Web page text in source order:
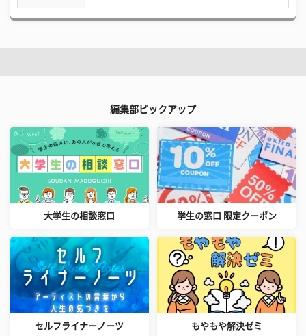
編集部ピックアップ
大学生の相談窓口 学生の窓口 限定クーポン
セルフライナーノーツ もやもや解決ゼミ